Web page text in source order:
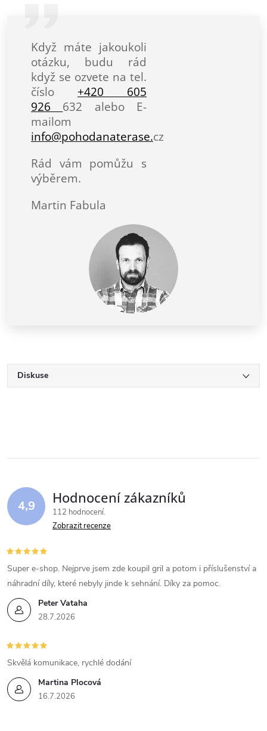
Když máte jakoukoli
otázku, budu rád
když se ozvete na tel.
číslo +420 605
926 632 alebo E-
mailom
info@pohodanaterase.cz
Rád vám pomůžu s
výběrem.
Martin Fabula
Diskuse
4,9 Hodnocení zákazníků
112 hodnocení
Zobrazit recenze
Peter Vataha
28.7.2026
Super e-shop. Nejprve jsem zde koupil gril a potom i příslušenství a
náhradní díly, které nebyly jinde k sehnání. Díky za pomoc.
Martina Plocová
16.7.2026
Skvělá komunikace, rychlé dodání